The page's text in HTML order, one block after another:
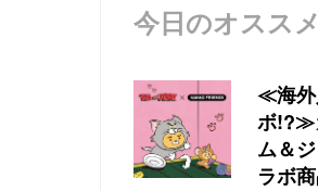
今日のオススメ
≪海外
ボ!?≫
ム＆
ラボ